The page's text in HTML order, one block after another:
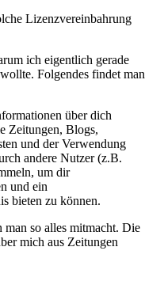
Lizenzvereinbahrung
ich eigentlich gerade
Folgendes findet man
über dich
Zeitungen, Blogs,
und der Verwendung
andere Nutzer (z.B.
um dir
und ein
bieten zu können.
so alles mitmacht. Die
mich aus Zeitungen